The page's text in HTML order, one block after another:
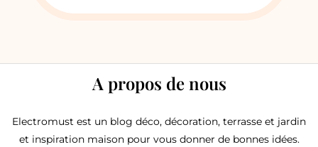
A propos de nous
Electromust est un blog déco, décoration, terrasse et jardin
et inspiration maison pour vous donner de bonnes idées.